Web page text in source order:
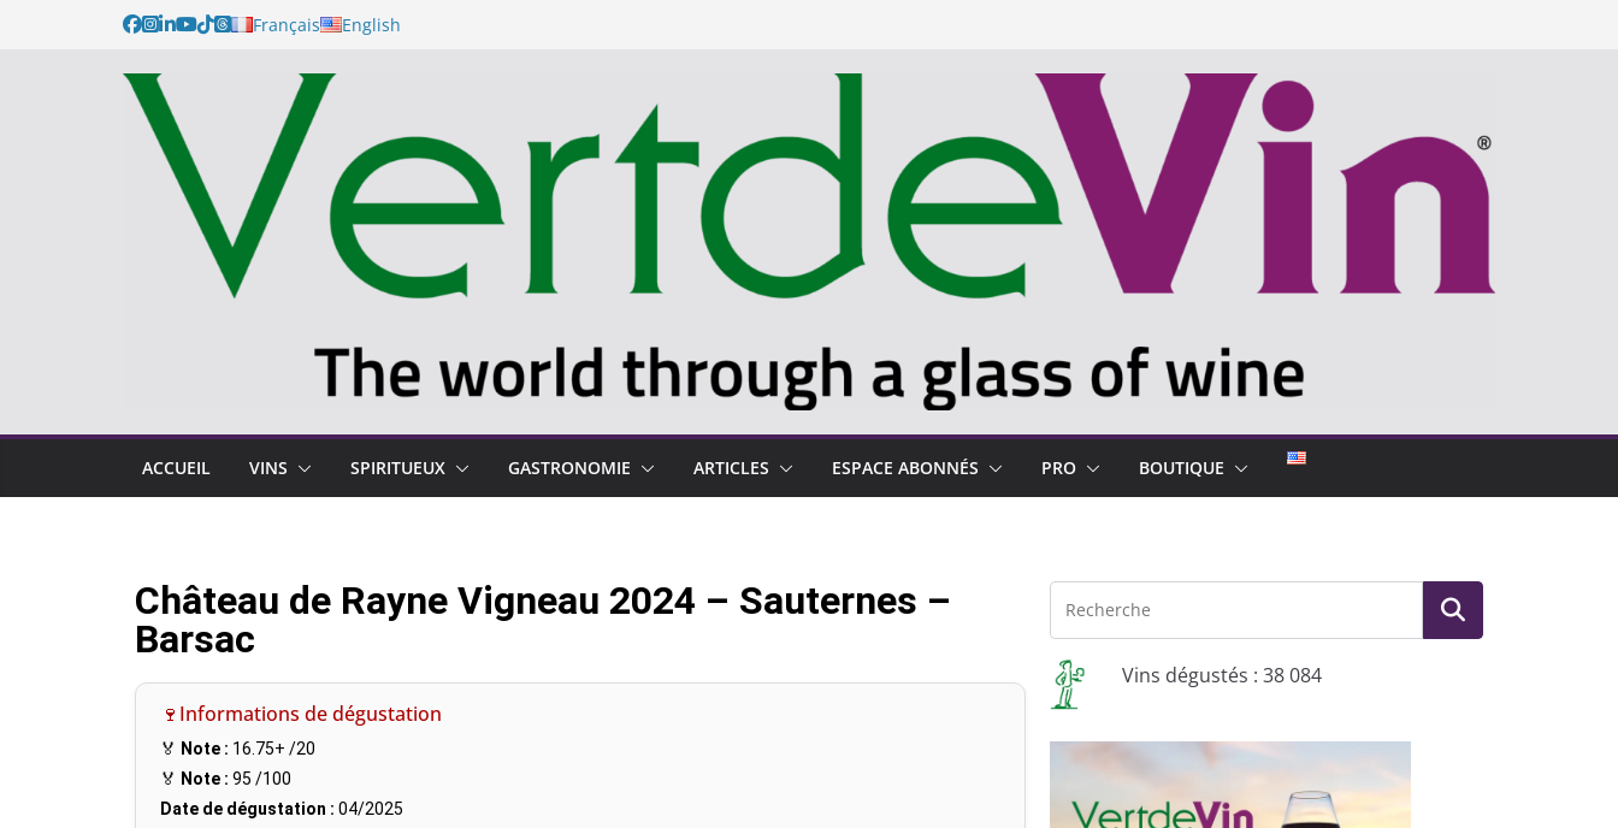
Français English
ACCUEIL VINS SPIRITUEUX GASTRONOMIE ARTICLES ESPACE ABONNÉS PRO BOUTIQUE
Château de Rayne Vigneau 2024 – Sauternes –
Barsac
🍷Informations de dégustation
🏅 Note : 16.75+ /20
🏅 Note : 95 /100
Date de dégustation : 04/2025
Vins dégustés : 38 084